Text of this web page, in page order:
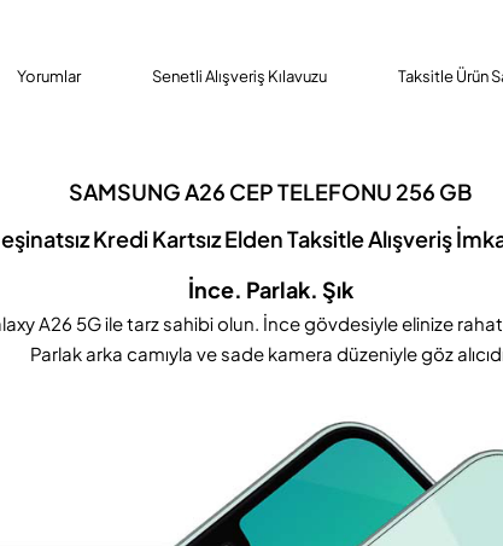
Yorumlar Senetli Alışveriş Kılavuzu Taksitle Ürün
SAMSUNG A26 CEP TELEFONU 256 GB
Kredi Kartsız Elden Taksitle Alışveriş
İnce. Parlak. Şık
A26 5G ile tarz sahibi olun. İnce gövdesiyle elinize
Parlak arka camıyla ve sade kamera düzeniyle göz